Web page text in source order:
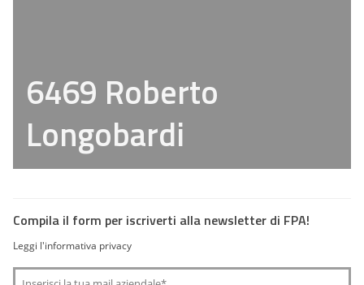
6469 Roberto
Longobardi
Compila il form per iscriverti alla newsletter di FPA!
Leggi l'informativa privacy